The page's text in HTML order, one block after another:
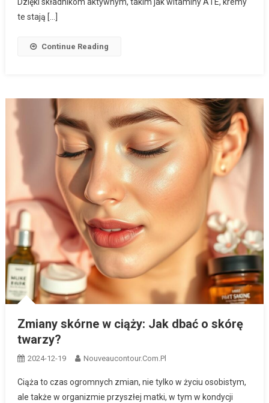
te stają […]
Continue Reading
Zmiany skórne w ciąży: Jak dbać o skórę
twarzy?
2024-12-19 Nouveaucontour.com.pl
Ciąża to czas ogromnych zmian, nie tylko w życiu osobistym,
ale także w organizmie przyszłej matki, w tym w kondycji